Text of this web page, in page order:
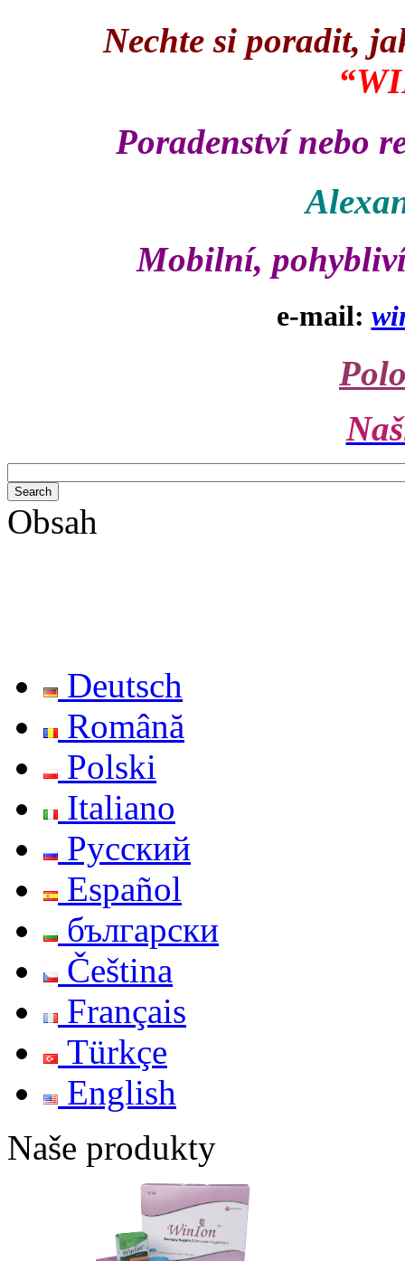
Nechte si poradit,
Poradenství nebo
Mobilní,
e-mail:
Obsah
Deutsch
Română
Polski
Italiano
Русский
Español
български
Čeština
Français
Türkçe
English
Naše produkty